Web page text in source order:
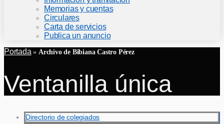
Memorias y cuentas
Circulares
Carta de servicios
Publica un anuncio
Portada»Archivo de Bibiana Castro Pérez
Ventanilla única
Directorio de colegiados